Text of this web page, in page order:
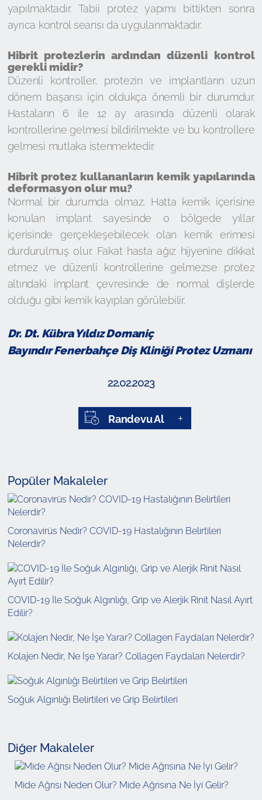
yapılmaktadır. Tabii protez yapımı bittikten sonra
ayrıca kontrol seansı da uygulanmaktadır.
Hibrit protezlerin ardından düzenli kontrol
gerekli midir?
Düzenli kontroller, protezin ve implantların uzun
dönem başarısı için oldukça önemli bir durumdur.
Hastaların 6 ile 12 ay arasında düzenli olarak
kontrollerine gelmesi bildirilmekte ve bu kontrollere
gelmesi mutlaka istenmektedir.
Hibrit protez kullananların kemik yapılarında
deformasyon olur mu?
Normal bir durumda olmaz. Hatta kemik içerisine
konulan implant sayesinde o bölgede yıllar
içerisinde gerçekleşebilecek olan kemik erimesi
durdurulmuş olur. Fakat hasta ağız hijyenine dikkat
etmez ve düzenli kontrollerine gelmezse protez
altındaki implant çevresinde de normal dişlerde
olduğu gibi kemik kayıpları görülebilir.
Dr. Dt. Kübra Yıldız Domaniç
Bayındır Fenerbahçe Diş Kliniği Protez Uzmanı
22.02.2023
Randevu Al
Popüler Makaleler
Coronavirüs Nedir? COVID-19 Hastalığının Belirtileri
Nelerdir?
COVID-19 İle Soğuk Algınlığı, Grip ve Alerjik Rinit Nasıl Ayırt
Edilir?
Kolajen Nedir, Ne İşe Yarar? Collagen Faydaları Nelerdir?
Soğuk Algınlığı Belirtileri ve Grip Belirtileri
Diğer Makaleler
Mide Ağrısı Neden Olur? Mide Ağrısına Ne İyi Gelir?